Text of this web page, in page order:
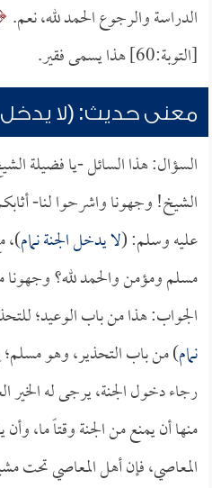
الدراسة والرجوع الحمد لله، نعم.
[التوبة:60] هذا يسمى فقير.
معنى حديث: (لا يدخل
السؤال: هذا السائل -يا فضيلة
الشيخ! وجهونا واشرحوا لنا-
عليه وسلم: (لا يدخل الجنة نمام)،
مسلم ومؤمن والحمد لله؟
الجواب: هذا من باب الوعيد؛
نمام) من باب التحذير، وهو مسلم؛
رجاء دخول الجنة، يرجى له الخير
منها أن يمنع من الجنة وقتاً ما،
المعاصي، فإن أهل المعاصي تحت